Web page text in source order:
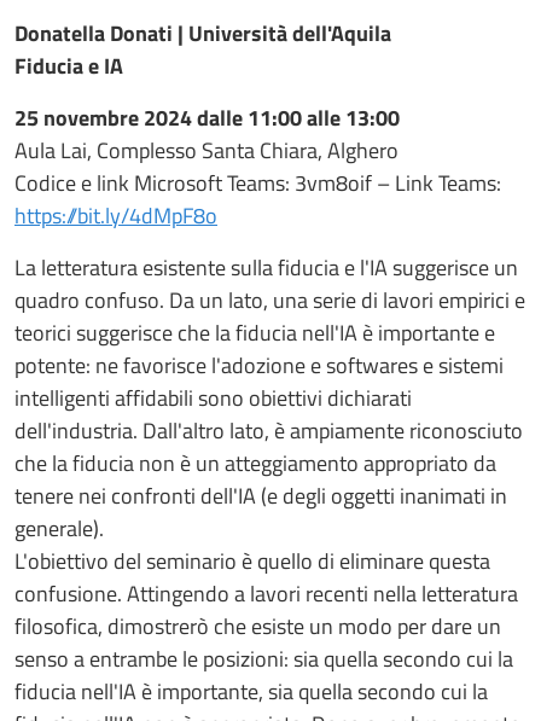
Donatella Donati | Università dell'Aquila
Fiducia e IA
25 novembre 2024 dalle 11:00 alle 13:00
Aula Lai, Complesso Santa Chiara, Alghero
Codice e link Microsoft Teams: 3vm8oif – Link Teams:
https://bit.ly/4dMpF8o
La letteratura esistente sulla fiducia e l'IA suggerisce un
quadro confuso. Da un lato, una serie di lavori empirici e
teorici suggerisce che la fiducia nell'IA è importante e
potente: ne favorisce l'adozione e softwares e sistemi
intelligenti affidabili sono obiettivi dichiarati
dell'industria. Dall'altro lato, è ampiamente riconosciuto
che la fiducia non è un atteggiamento appropriato da
tenere nei confronti dell'IA (e degli oggetti inanimati in
generale).
L'obiettivo del seminario è quello di eliminare questa
confusione. Attingendo a lavori recenti nella letteratura
filosofica, dimostrerò che esiste un modo per dare un
senso a entrambe le posizioni: sia quella secondo cui la
fiducia nell'IA è importante, sia quella secondo cui la